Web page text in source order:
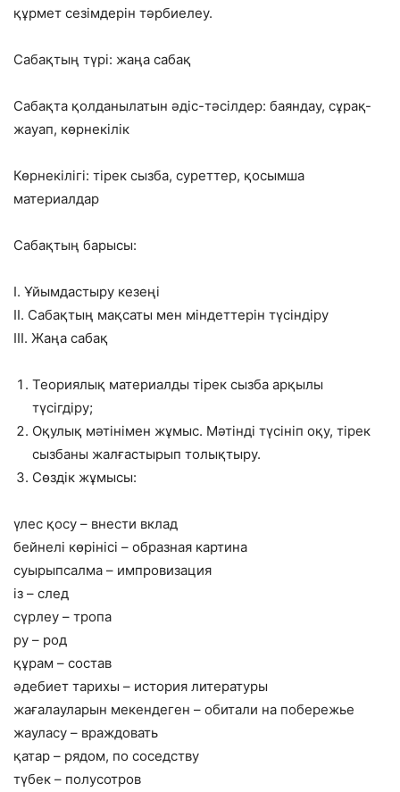
құрмет сезімдерін тәрбиелеу.
Сабақтың түрі: жаңа сабақ
Сабақта қолданылатын әдіс-тәсілдер: баяндау, сұрақ-
жауап, көрнекілік
Көрнекілігі: тірек сызба, суреттер, қосымша
материалдар
Сабақтың барысы:
І. Ұйымдастыру кезеңі
ІІ. Сабақтың мақсаты мен міндеттерін түсіндіру
ІІІ. Жаңа сабақ
Теориялық материалды тірек сызба арқылы
түсігдіру;
Оқулық мәтінімен жұмыс. Мәтінді түсініп оқу, тірек
сызбаны жалғастырып толықтыру.
Сөздік жұмысы:
үлес қосу – внести вклад
бейнелі көрінісі – образная картина
суырыпсалма – импровизация
із – след
сүрлеу – тропа
ру – род
құрам – состав
әдебиет тарихы – история литературы
жағалауларын мекендеген – обитали на побережье
жауласу – враждовать
қатар – рядом, по соседству
түбек – полусотров